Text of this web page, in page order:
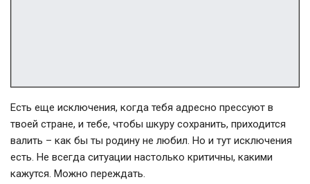
Есть еще исключения, когда тебя адресно прессуют в
твоей стране, и тебе, чтобы шкуру сохранить, приходится
валить – как бы ты родину не любил. Но и тут исключения
есть. Не всегда ситуации настолько критичны, какими
кажутся. Можно переждать.